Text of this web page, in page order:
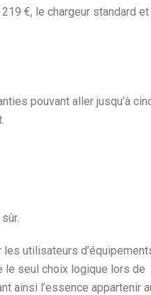
€, le chargeur standard et
pouvant aller jusqu’à
utilisateurs
le seul choix logique lors de
ainsi l’essence appartenir